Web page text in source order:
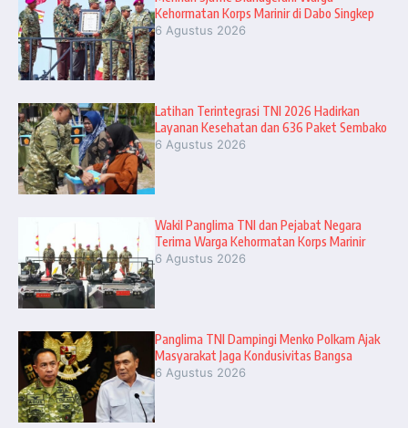
Kehormatan Korps Marinir di Dabo Singkep
6 Agustus 2026
Latihan Terintegrasi TNI 2026 Hadirkan
Layanan Kesehatan dan 636 Paket Sembako
6 Agustus 2026
Wakil Panglima TNI dan Pejabat Negara
Terima Warga Kehormatan Korps Marinir
6 Agustus 2026
Panglima TNI Dampingi Menko Polkam Ajak
Masyarakat Jaga Kondusivitas Bangsa
6 Agustus 2026